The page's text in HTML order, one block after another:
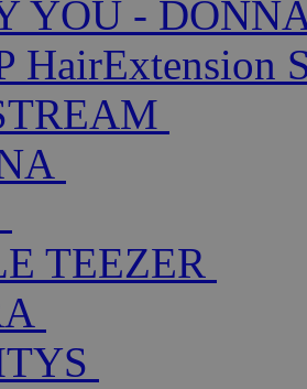
YOU -
HairExtension
TEEZER